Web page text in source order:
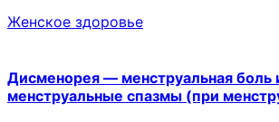
Женское здоровье
Дисменорея — менструальная боль
менструальные спазмы (при